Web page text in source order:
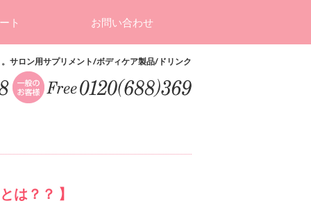
ト お問い合わせ
サロン用サプリメント/ボディケア製品/ドリンク
は？？ 】